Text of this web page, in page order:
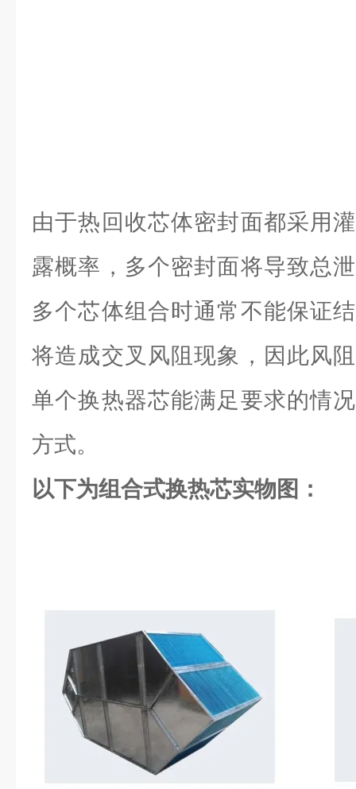
由于热回收芯体密封面都采用
露概率，多个密封面将导致总
多个芯体组合时通常不能保证
将造成交叉风阻现象，因此风
单个换热器芯能满足要求的情
方式。
以下为组合式换热芯实物图：